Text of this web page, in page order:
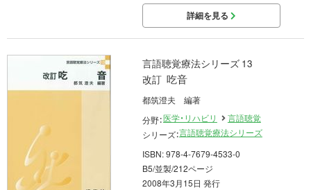
詳細を見る
言語聴覚療法シリーズ 13
改訂 吃音
都筑澄夫 編著
分野：医学・リハビリ
言語聴覚
シリーズ：言語聴覚療法シリーズ
ISBN: 978-4-7679-4533-0
B5/並製/212ページ
2008年3月15日 発行